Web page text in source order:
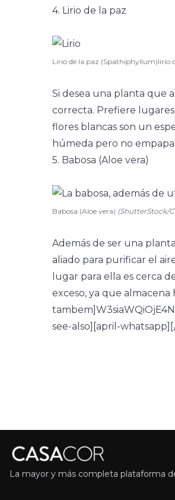
4. Lirio de la paz
Lirio de la paz (Spathiphyllum)lirio
Si desea una planta que
correcta. Prefiere lugares
flores blancas son un
húmeda pero no
5. Babosa (Aloe vera)
Babosa (Aloe vera) (ShutterStock/
Además de ser una
aliado para purificar el
lugar para ella es cerca
exceso, ya que
see-also][april-
La mayor y más completa plataforma